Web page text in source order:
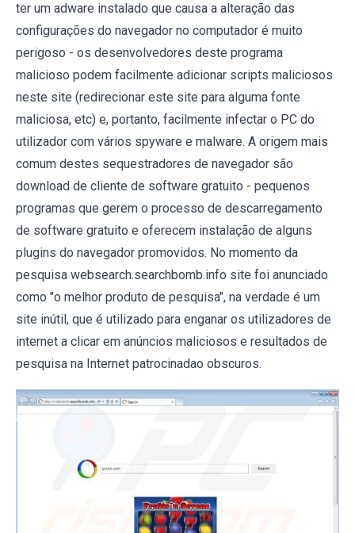
ter um adware instalado que causa a alteração das
configurações do navegador no computador é muito
perigoso - os desenvolvedores deste programa
malicioso podem facilmente adicionar scripts maliciosos
neste site (redirecionar este site para alguma fonte
maliciosa, etc) e, portanto, facilmente infectar o PC do
utilizador com vários spyware e malware. A origem mais
comum destes sequestradores de navegador são
download de cliente de software gratuito - pequenos
programas que gerem o processo de descarregamento
de software gratuito e oferecem instalação de alguns
plugins do navegador promovidos. No momento da
pesquisa websearch.searchbomb.info site foi anunciado
como "o melhor produto de pesquisa", na verdade é um
site inútil, que é utilizado para enganar os utilizadores de
internet a clicar em anúncios maliciosos e resultados de
pesquisa na Internet patrocinadao obscuros.